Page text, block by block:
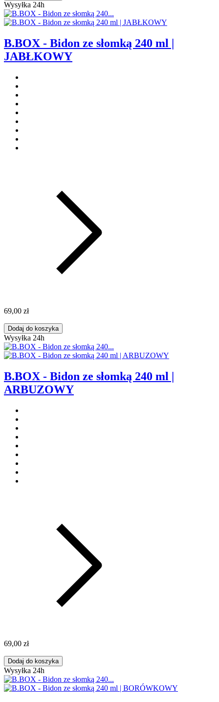
Wysyłka 24h
B.BOX - Bidon ze słomką 240 ml |
JABŁKOWY
69,00 zł
Dodaj do koszyka
Wysyłka 24h
B.BOX - Bidon ze słomką 240 ml |
ARBUZOWY
69,00 zł
Dodaj do koszyka
Wysyłka 24h